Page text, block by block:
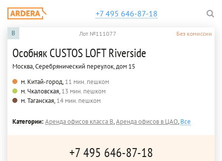
+7 495 646-87-18
B Лот №111077 Без комиссии
Особняк CUSTOS LOFT Riverside
Москва, Серебрянический переулок, дом 15
м. Китай-город,11 мин. пешком
м. Чкаловская,13 мин. пешком
м. Таганская,14 мин. пешком
Категории:Аренда офисов класса B,Аренда офисов в ЦАО,Все
+7 495 646-87-18